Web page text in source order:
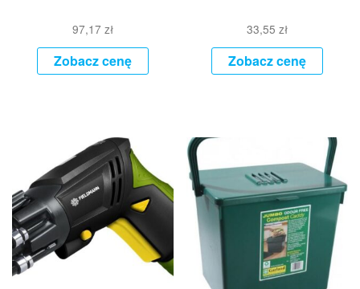
97,17 zł
Zobacz cenę
33,55zł
Zobacz cenę